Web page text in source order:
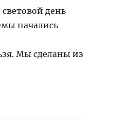
день
начались
Мы сделаны из